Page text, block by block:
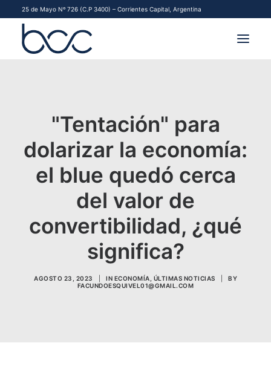
25 de Mayo Nº 726 (C.P 3400) – Corrientes Capital, Argentina
FINANCIAMIENTO PYME
CONTACTO
COMENZAR A OPERAR
"Tentación" para
dolarizar la economía:
el blue quedó cerca
del valor de
convertibilidad, ¿qué
significa?
AGOSTO 23, 2023 IN ECONOMÍA ÚLTIMAS NOTICIAS
BY
FACUNDOESQUIVEL01@GMAIL.COM